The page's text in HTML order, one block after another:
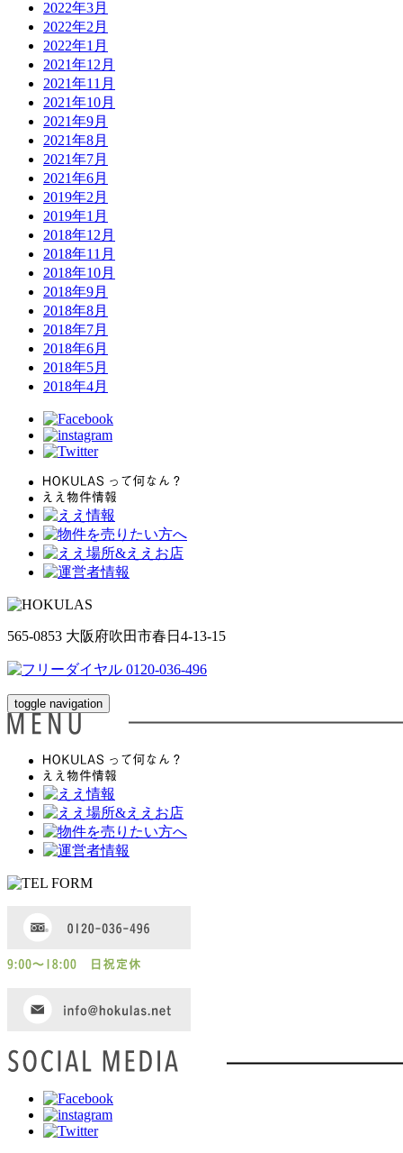
2022年3月
2022年2月
2022年1月
2021年12月
2021年11月
2021年10月
2021年9月
2021年8月
2021年7月
2021年6月
2019年2月
2019年1月
2018年12月
2018年11月
2018年10月
2018年9月
2018年8月
2018年7月
2018年6月
2018年5月
2018年4月
565-0853 大阪府吹田市春日4-13-15
toggle navigation